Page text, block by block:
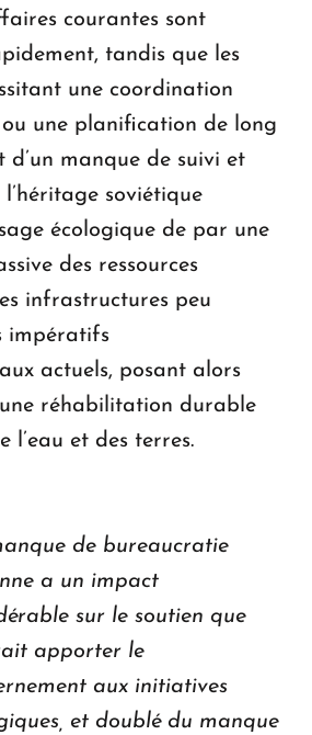
courantes sont
tandis que les
une coordination
une planification de long
d’un manque de suivi et
soviétique
écologique de par une
des ressources
infrastructures peu
impératifs
actuels, posant alors
réhabilitation durable
l’eau et des terres.
de bureaucratie
a un impact
sur le soutien que
apporter le
aux initiatives
et doublé du manque